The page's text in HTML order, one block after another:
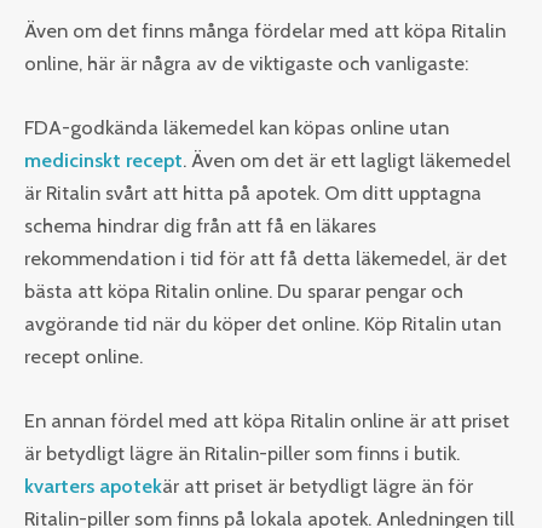
Även om det finns många fördelar med att köpa Ritalin
online, här är några av de viktigaste och vanligaste:
FDA-godkända läkemedel kan köpas online utan
medicinskt recept. Även om det är ett lagligt läkemedel
är Ritalin svårt att hitta på apotek. Om ditt upptagna
schema hindrar dig från att få en läkares
rekommendation i tid för att få detta läkemedel, är det
bästa att köpa Ritalin online. Du sparar pengar och
avgörande tid när du köper det online. Köp Ritalin utan
recept online.
En annan fördel med att köpa Ritalin online är att priset
är betydligt lägre än Ritalin-piller som finns i butik.
kvarters apotekär att priset är betydligt lägre än för
Ritalin-piller som finns på lokala apotek. Anledningen till